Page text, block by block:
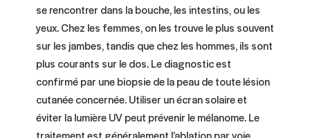
se rencontrer dans la bouche, les intestins, ou les
yeux. Chez les femmes, on les trouve le plus souvent
sur les jambes, tandis que chez les hommes, ils sont
plus courants sur le dos. Le diagnostic est
confirmé par une biopsie de la peau de toute lésion
cutanée concernée. Utiliser un écran solaire et
éviter la lumière UV peut prévenir le mélanome. Le
traitement est généralement l’ablation par voie